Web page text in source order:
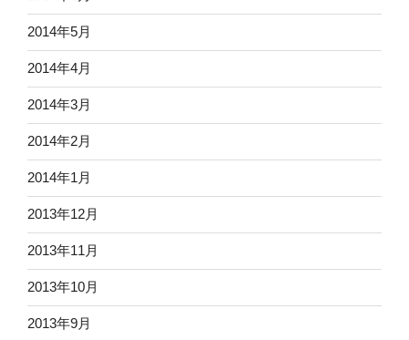
2014年5月
2014年4月
2014年3月
2014年2月
2014年1月
2013年12月
2013年11月
2013年10月
2013年9月